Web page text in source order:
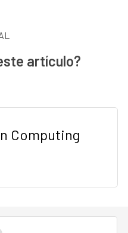
artículo?
Computing